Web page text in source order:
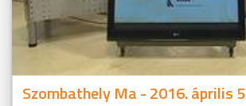
Szombathely Ma - 2016. április